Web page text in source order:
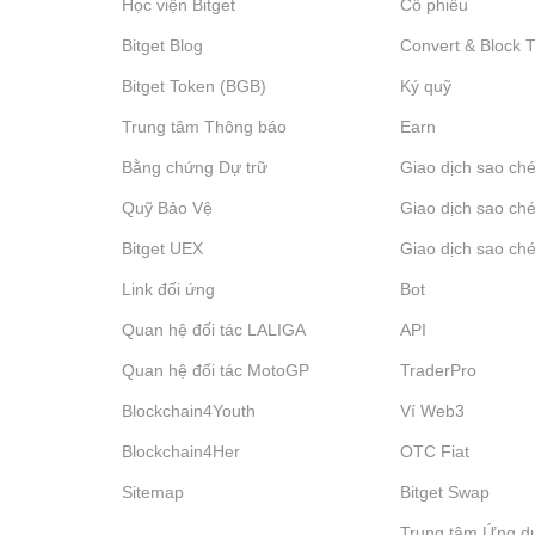
Học viện Bitget
Bitget Blog
Bitget Token (BGB)
Trung tâm Thông báo
Bằng chứng Dự trữ
Quỹ Bảo Vệ
Bitget UEX
Link đối ứng
Quan hệ đối tác LALIGA
Quan hệ đối tác MotoGP
Blockchain4Youth
Blockchain4Her
Sitemap
Cổ phiếu
Convert & Block
Ký quỹ
‌Earn
Giao dịch sao
Giao dịch sao
Giao dịch sao
Bot
API
TraderPro
Ví Web3
OTC Fiat
Bitget Swap